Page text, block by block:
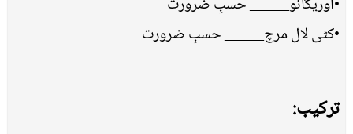
•اوریگانو_____ حسبِ ضرورت
•کٹی لال مرچ_____ حسبِ ضرورت
ترکیب: